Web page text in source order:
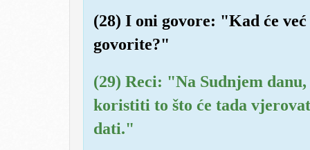
(28) I oni govore: "Kad će
govorite?"
(29) Reci: "Na Sudnjem
koristiti to što će tada
dati."